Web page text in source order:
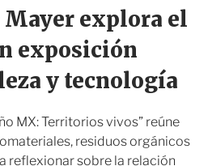
i
a
i
o
r
Mayer explora el
exposición
y tecnología
MX: Territorios vivos” reúne
residuos orgánicos
reflexionar sobre la relación